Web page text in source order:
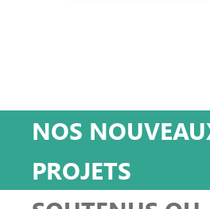
NOS
PROJETS